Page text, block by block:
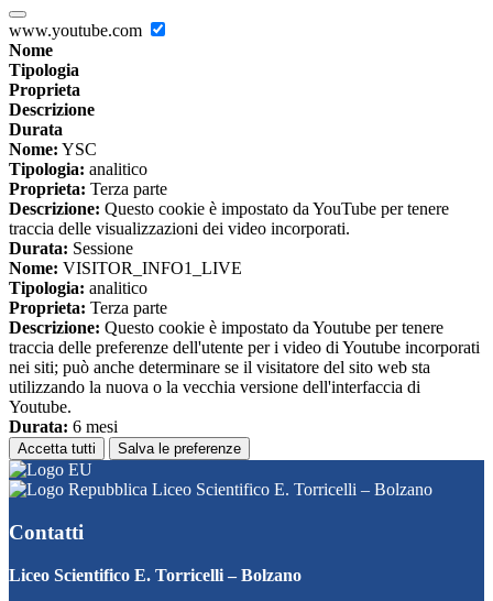
www.youtube.com
Nome
Tipologia
Proprieta
Descrizione
Durata
Nome: YSC
Tipologia: analitico
Proprieta: Terza parte
Descrizione: Questo cookie è impostato da YouTube per tenere
traccia delle visualizzazioni dei video incorporati.
Durata: Sessione
Nome: VISITOR_INFO1_LIVE
Tipologia: analitico
Proprieta: Terza parte
Descrizione: Questo cookie è impostato da Youtube per tenere
traccia delle preferenze dell'utente per i video di Youtube incorporati
nei siti; può anche determinare se il visitatore del sito web sta
utilizzando la nuova o la vecchia versione dell'interfaccia di
Youtube.
Durata: 6 mesi
Accetta tutti Salva le preferenze
Liceo Scientifico E. Torricelli – Bolzano
Contatti
Liceo Scientifico E. Torricelli – Bolzano